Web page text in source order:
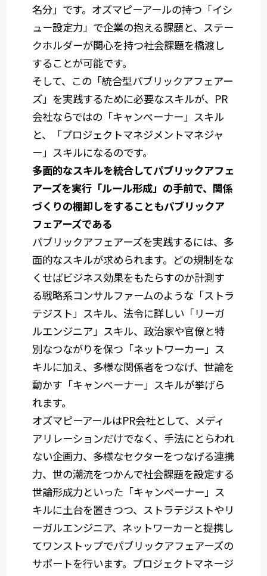
名分」です。オズマピーアールの持つ「イシ
ュー設定力」で企業の抱える課題と、ステー
クホルダーが関心を持つ社会課題を橋渡し
することが可能です。
そして、この「統合型パブリックアフェアー
ズ」を実践するために必要なスキルが、PR
会社ならではの「キャンぺーナー」スキル
と、「プロジェクトマネジメントマネジャ
ー」スキルになるのです。
多面的なスキルを統合してパブリックアフェ
アーズを実行「ルール形成」の手前で、関係
づくりの棚卸しをすることもパブリックア
フェアーズである
パブリックアフェアーズを実践するには、多
面的なスキルが求められます。どの規制をな
くせばビジネス効果をもたらすのか計測す
る戦略系コンサルファームのような「ストラ
テジスト」スキル、法令に詳しい「リーガ
ルエンジニア」スキル、政治家や官僚と特
別なつながりを保つ「ネットワーカー」ス
キルに加え、多様な関係者をつなげ、世論を
動かす「キャンぺーナー」スキルが挙げら
れます。
オズマピーアールはPR会社として、メディ
アリレーションだけでなく、手法にとらわれ
ない企画力、多様なセクターをつなげる連携
力、世の潮流をつかんで社会課題を設定する
世論形成力といった「キャンぺーナー」ス
キルに土台を置きつつ、ストラテジストやリ
ーガルエンジニア、ネットワーカーと提携し
てワンストップでパブリックアフェアーズの
サポートを行います。プロジェクトマネージ